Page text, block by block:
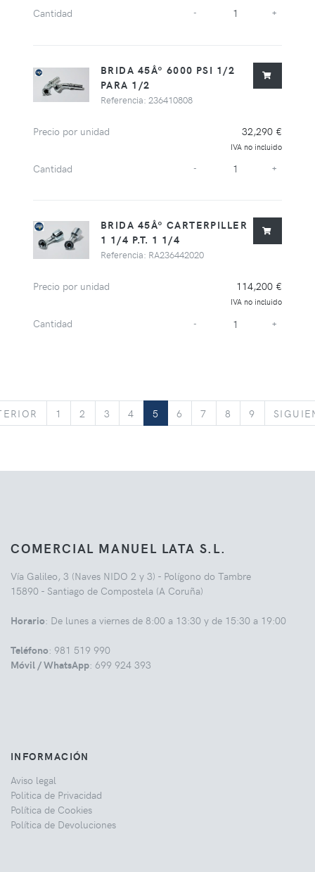
Cantidad - +
BRIDA 45Âº 6000 PSI 1/2
PARA 1/2
Referencia: 236410808
Precio por unidad 32,290 €
IVA no incluido
Cantidad - +
BRIDA 45Âº CARTERPILLER
1 1/4 P.T. 1 1/4
Referencia: RA236442020
Precio por unidad 114,200 €
IVA no incluido
Cantidad - +
ANTERIOR
1 2 3 4 5 6 7 8 9
COMERCIAL MANUEL LATA S.L.
Vía Galileo, 3 (Naves NIDO 2 y 3) - Polígono do Tambre
15890 - Santiago de Compostela (A Coruña)
Horario: De lunes a viernes de 8:00 a 13:30 y de 15:30 a 19:00
Teléfono: 981 519 990
Móvil / WhatsApp: 699 924 393
INFORMACIÓN
Aviso legal
Politica de Privacidad
Política de Cookies
Política de Devoluciones